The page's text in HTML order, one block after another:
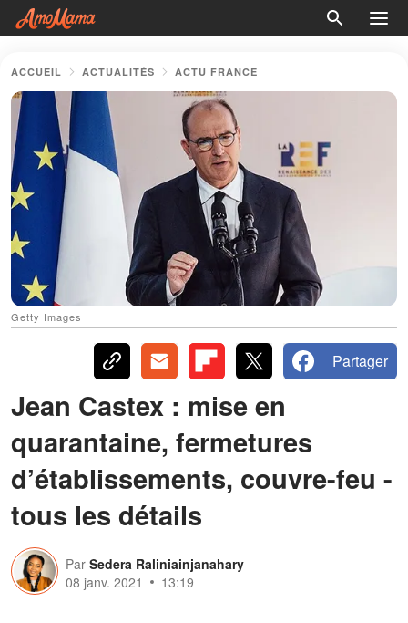
ACCUEIL ACTUALITÉS ACTU FRANCE
Getty Images
Partager
Jean Castex : mise en
quarantaine, fermetures
d’établissements, couvre-feu -
tous les détails
Par Sedera Raliniainjanahary
08 janv. 2021
13:19